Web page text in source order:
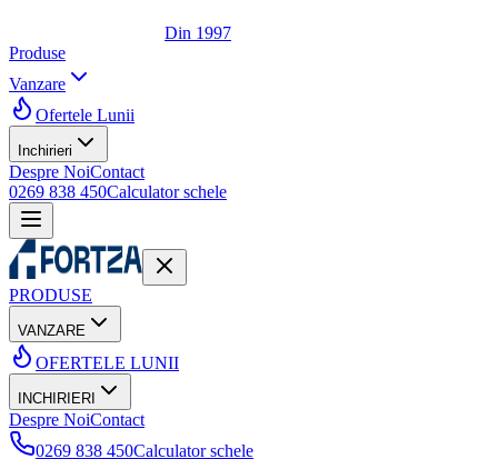
Din 1997
Produse
Vanzare
Ofertele Lunii
Inchirieri
Despre NoiContact
0269 838 450Calculator schele
PRODUSE
VANZARE
OFERTELE LUNII
INCHIRIERI
Despre NoiContact
0269 838 450Calculator schele